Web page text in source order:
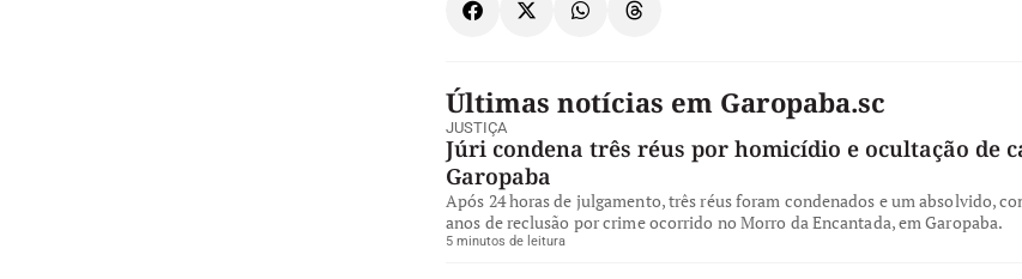
Últimas notícias em Garopaba.sc
JUSTIÇA
Júri condena três réus por homicídio e ocultação de
Garopaba
Após 24 horas de julgamento, três réus foram condenados e um absolvido,
anos de reclusão por crime ocorrido no Morro da Encantada, em Garopaba.
5 minutos de leitura